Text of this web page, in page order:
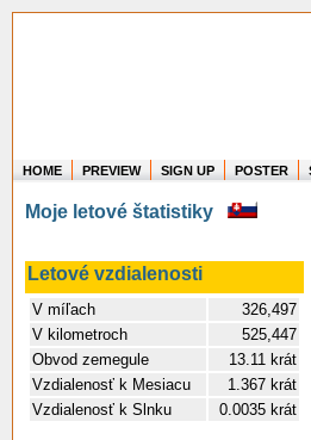
HOME PREVIEW SIGN UP POSTER
Moje letové štatistiky
Letové vzdialenosti
V míľach
326,497
V kilometroch
525,447
Obvod zemegule
13.11 krát
Vzdialenosť k Mesiacu
1.367 krát
Vzdialenosť k Slnku
0.0035 krát